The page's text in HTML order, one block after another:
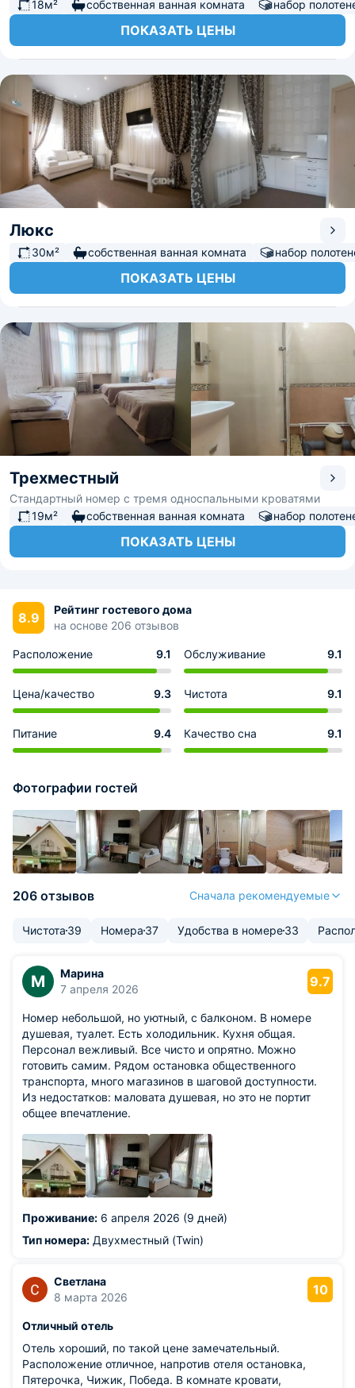
18м² собственная ванная комната набор
ПОКАЗАТЬ ЦЕНЫ
Люкс
30м² собственная ванная комната набор
ПОКАЗАТЬ ЦЕНЫ
Трехместный
Стандартный номер с тремя односпальными кроватями
19м²
собственная ванная комната набор
ПОКАЗАТЬ ЦЕНЫ
8.9
Рейтинг гостевого дома
на основе 206 отзывов
Расположение 9.1 Обслуживание 9.1
Цена/качество 9.3 Чистота 9.1
Питание 9.4 Качество сна 9.1
Фотографии гостей
206 отзывов Сначала рекомендуемые
Чистота 39 Номера 37 Удобства в номере33
М
Марина
7 апреля 2026
9.7
Номер небольшой, но уютный, с балконом. В номере
душевая, туалет. Есть холодильник. Кухня общая.
Персонал вежливый. Все чисто и опрятно. Можно
готовить самим. Рядом остановка общественного
транспорта, много магазинов в шаговой доступности.
Из недостатков: маловата душевая, но это не портит
общее впечатление.
Проживание: 6 апреля 2026 (9 дней)
Тип номера: Двухместный (Twin)
Светлана
8 марта 2026
10
Отличный отель
Отель хороший, по такой цене замечательный.
Расположение отличное, напротив отеля остановка,
Пятерочка, Чижик, Победа. В комнате кровати,